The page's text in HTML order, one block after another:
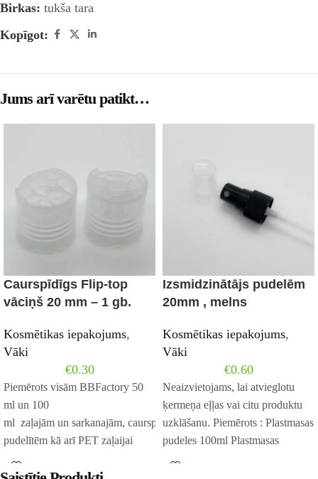
Birkas: tukša tara
Kopīgot:
Jums arī varētu patikt…
Caurspīdīgs Flip-top
vāciņš 20 mm – 1 gb.
Kosmētikas iepakojums,
Vāki
€0.30
Piemērots visām BBFactory 50
ml un 100
ml zaļajām un sarkanajām, caurspīdīgajām un matētajām stikla
pudelītēm kā arī PET zaļaijai
100ml un caurspīdīgajai 50 ml
pudelītei
Izsmidzinātājs pudelēm
20mm , melns
Kosmētikas iepakojums,
Vāki
€0.60
Neaizvietojams, lai atvieglotu
ķermeņa eļļas vai citu produktu
uzklāšanu. Piemērots : Plastmasas
pudeles 100ml Plastmasas
pudeles 50ml Zila Plastmasa